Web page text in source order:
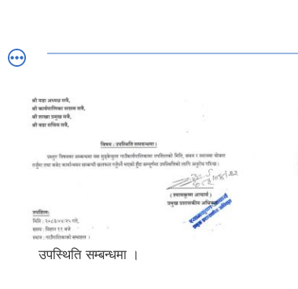
उपस्थिति सम्बन्धमा ।